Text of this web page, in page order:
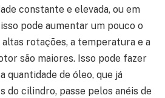
constante e elevada, ou em
pode aumentar um pouco o
altas rotações, a temperatura e a
são maiores. Isso pode fazer
quantidade de óleo, que já
do cilindro, passe pelos anéis de